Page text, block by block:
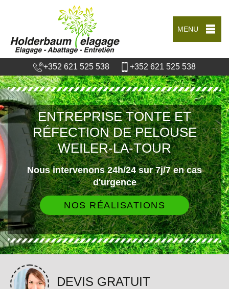
MENU
+352 621 525 538 +352 621 525 538
ENTREPRISE TONTE ET
RÉFECTION DE PELOUSE
WEILER-LA-TOUR
Nous intervenons 24h/24 sur 7j/7 en cas
d'urgence
NOS RÉALISATIONS
DEVIS GRATUIT